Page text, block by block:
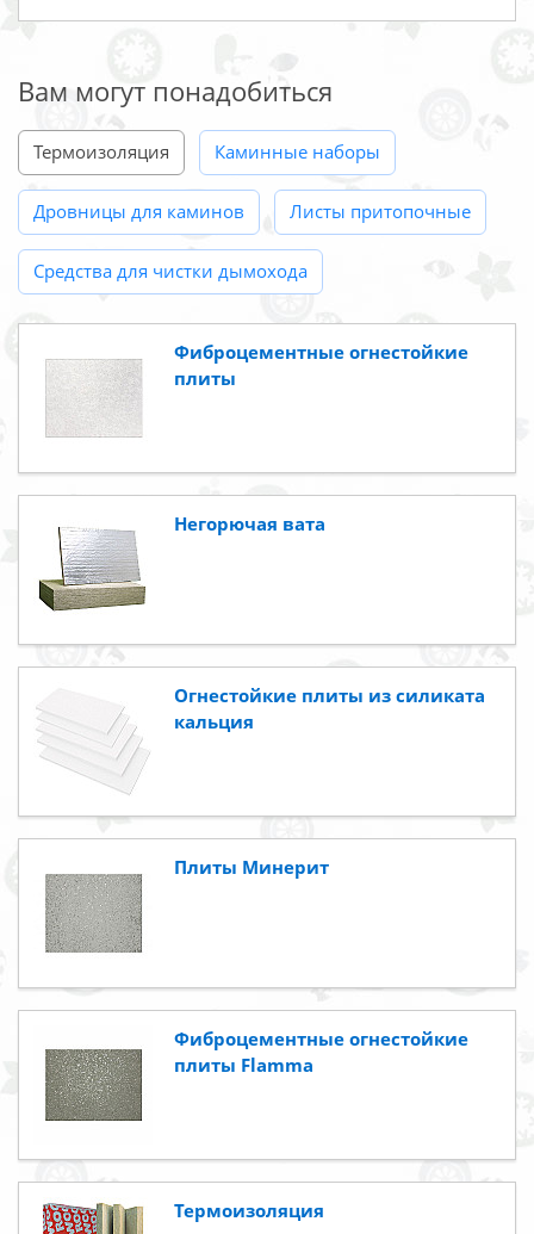
Вам могут понадобиться
Термоизоляция Каминные наборы
Дровницы для каминов Листы притопочные
Средства для чистки дымохода
Фиброцементные огнестойкие
плиты
Негорючая вата
Огнестойкие плиты из силиката
кальция
Плиты Минерит
Фиброцементные огнестойкие
плиты Flamma
Термоизоляция